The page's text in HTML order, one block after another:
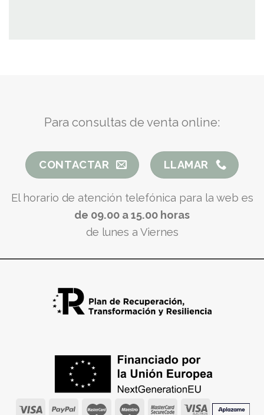
Para consultas de venta online:
CONTACTAR LLAMAR
El horario de atención telefónica para la web es
de 09.00 a 15.00 horas
de lunes a Viernes